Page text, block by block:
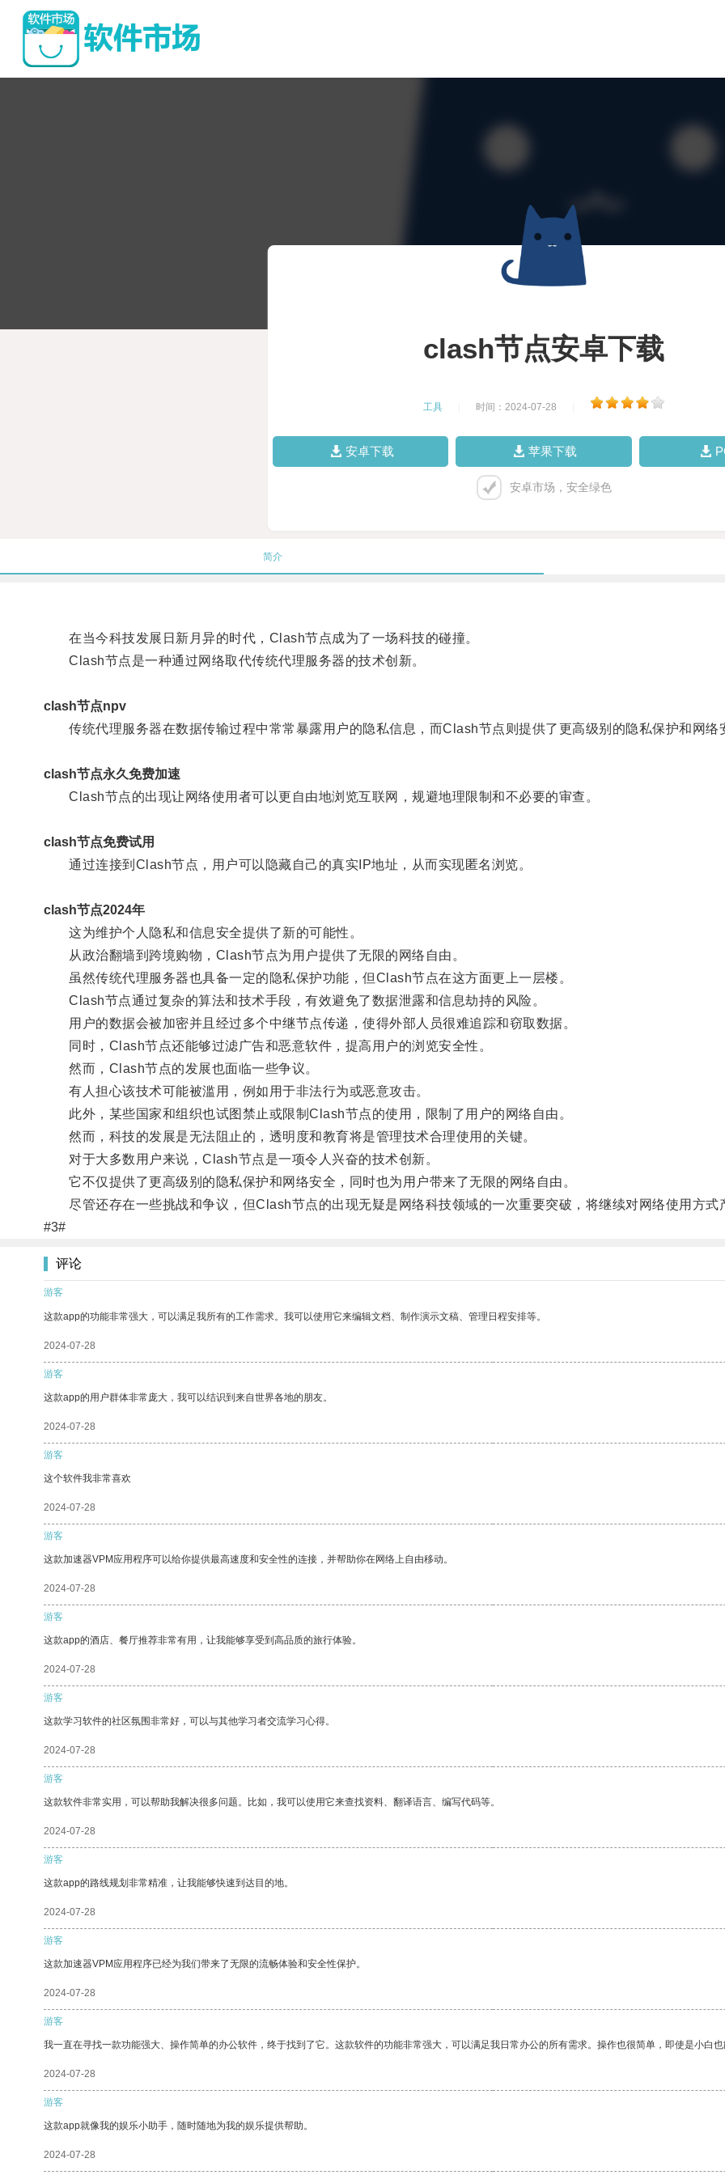
clash节点安卓下载
工具 时间：2024-07-28
安卓下载 苹果下载
安卓市场，安全绿色
简介
在当今科技发展日新月异的时代，Clash节点成为了一场科技的碰撞。
Clash节点是一种通过网络取代传统代理服务器的技术创新。
clash节点npv
传统代理服务器在数据传输过程中常常暴露用户的隐私信息，而Clash节点则提供了更高级别的隐私保护和网络
clash节点永久免费加速
Clash节点的出现让网络使用者可以更自由地浏览互联网，规避地理限制和不必要的审查。
clash节点免费试用
通过连接到Clash节点，用户可以隐藏自己的真实IP地址，从而实现匿名浏览。
clash节点2024年
这为维护个人隐私和信息安全提供了新的可能性。
从政治翻墙到跨境购物，Clash节点为用户提供了无限的网络自由。
虽然传统代理服务器也具备一定的隐私保护功能，但Clash节点在这方面更上一层楼。
Clash节点通过复杂的算法和技术手段，有效避免了数据泄露和信息劫持的风险。
用户的数据会被加密并且经过多个中继节点传递，使得外部人员很难追踪和窃取数据。
同时，Clash节点还能够过滤广告和恶意软件，提高用户的浏览安全性。
然而，Clash节点的发展也面临一些争议。
有人担心该技术可能被滥用，例如用于非法行为或恶意攻击。
此外，某些国家和组织也试图禁止或限制Clash节点的使用，限制了用户的网络自由。
然而，科技的发展是无法阻止的，透明度和教育将是管理技术合理使用的关键。
对于大多数用户来说，Clash节点是一项令人兴奋的技术创新。
它不仅提供了更高级别的隐私保护和网络安全，同时也为用户带来了无限的网络自由。
尽管还存在一些挑战和争议，但Clash节点的出现无疑是网络科技领域的一次重要突破，将继续对网络使用方式
#3#
评论
游客
这款app的功能非常强大，可以满足我所有的工作需求。我可以使用它来编辑文档、制作演示文稿、管理日程安排等。
2024-07-28
游客
这款app的用户群体非常庞大，我可以结识到来自世界各地的朋友。
2024-07-28
游客
这个软件我非常喜欢
2024-07-28
游客
这款加速器VPM应用程序可以给你提供最高速度和安全性的连接，并帮助你在网络上自由移动。
2024-07-28
游客
这款app的酒店、餐厅推荐非常有用，让我能够享受到高品质的旅行体验。
2024-07-28
游客
这款学习软件的社区氛围非常好，可以与其他学习者交流学习心得。
2024-07-28
游客
这款软件非常实用，可以帮助我解决很多问题。比如，我可以使用它来查找资料、翻译语言、编写代码等。
2024-07-28
游客
这款app的路线规划非常精准，让我能够快速到达目的地。
2024-07-28
游客
这款加速器VPM应用程序已经为我们带来了无限的流畅体验和安全性保护。
2024-07-28
游客
我一直在寻找一款功能强大、操作简单的办公软件，终于找到了它。这款软件的功能非常强大，可以满足我日常办公的所有需求。操作也很简单，即使是小白也
2024-07-28
游客
这款app就像我的娱乐小助手，随时随地为我的娱乐提供帮助。
2024-07-28